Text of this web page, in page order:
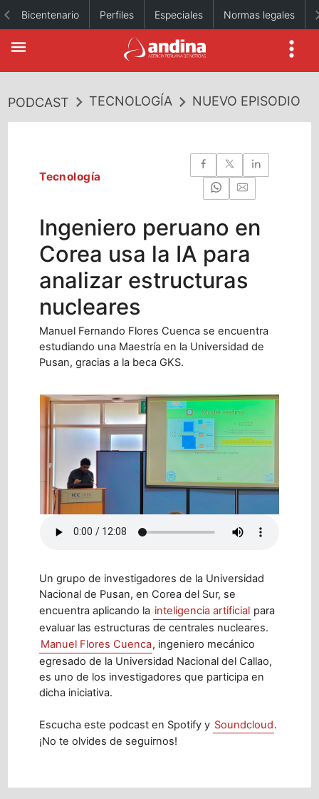
Bicentenario Perfiles Especiales Normas legales
PODCAST TECNOLOGÍA NUEVO EPISODIO
Tecnología
Ingeniero peruano en
Corea usa la IA para
analizar estructuras
nucleares
Manuel Fernando Flores Cuenca se encuentra
estudiando una Maestría en la Universidad de
Pusan, gracias a la beca GKS.
Un grupo de investigadores de la Universidad
Nacional de Pusan, en Corea del Sur, se
encuentra aplicando la inteligencia artificial para
evaluar las estructuras de centrales nucleares.
Manuel Flores Cuenca, ingeniero mecánico
egresado de la Universidad Nacional del Callao,
es uno de los investigadores que participa en
dicha iniciativa.
Escucha este podcast en Spotify y Soundcloud.
¡No te olvides de seguirnos!